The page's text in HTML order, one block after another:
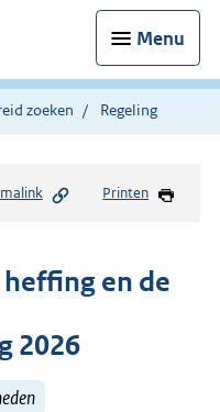
Menu
zoeken Regeling
Printen
en de
2026